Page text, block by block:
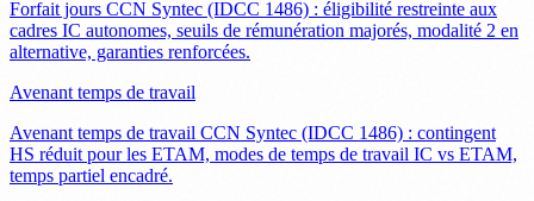
Forfait jours CCN Syntec (IDCC 1486) : éligibilité restreinte aux
cadres IC autonomes, seuils de rémunération majorés, modalité 2 en
alternative, garanties renforcées.
Avenant temps de travail
Avenant temps de travail CCN Syntec (IDCC 1486) : contingent
HS réduit pour les ETAM, modes de temps de travail IC vs ETAM,
temps partiel encadré.